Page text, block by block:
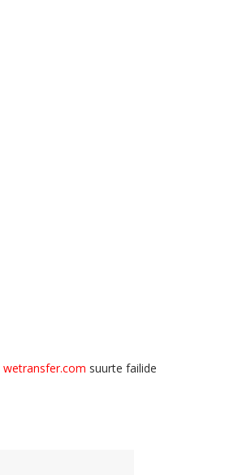
wetransfer.com suurte failide